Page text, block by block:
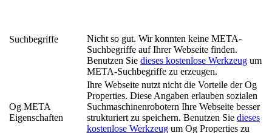
Suchbegriffe
Nicht so gut. Wir konnten keine META-
Suchbegriffe auf Ihrer Webseite finden.
Benutzen Sie dieses kostenlose Werkzeug um
META-Suchbegriffe zu erzeugen.
Og META
Eigenschaften
Ihre Webseite nutzt nicht die Vorteile der Og
Properties. Diese Angaben erlauben sozialen
Suchmaschinenrobotern Ihre Webseite besser
strukturiert zu speichern. Benutzen Sie dieses
kostenlose Werkzeug um Og Properties zu